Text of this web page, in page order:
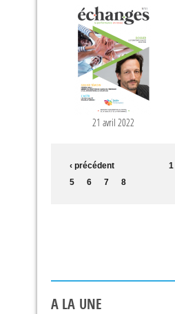
21 avril 2022
‹ précédent 1
5
6 7 8
A LA UNE